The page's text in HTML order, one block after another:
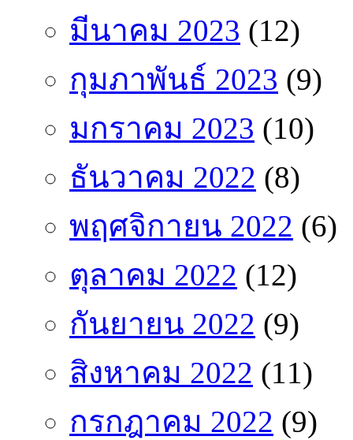
มีนาคม 2023 (12)
กุมภาพันธ์ 2023 (9)
มกราคม 2023 (10)
ธันวาคม 2022 (8)
พฤศจิกายน 2022 (6)
ตุลาคม 2022 (12)
กันยายน 2022 (9)
สิงหาคม 2022 (11)
กรกฎาคม 2022 (9)